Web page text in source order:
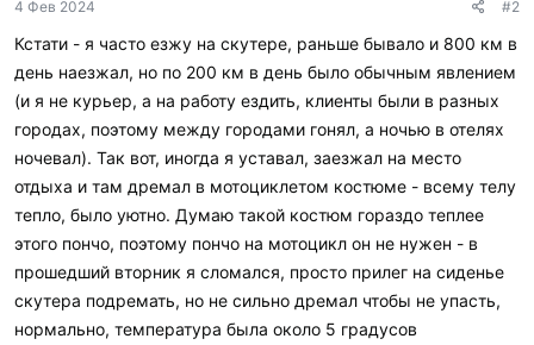
а
и
л
и
4 Фев 2024 #2
Кстати - я часто езжу на скутере, раньше бывало и 800 км в
день наезжал, но по 200 км в день было обычным явлением
(и я не курьер, а на работу ездить, клиенты были в разных
городах, поэтому между городами гонял, а ночью в отелях
ночевал). Так вот, иногда я уставал, заезжал на место
отдыха и там дремал в мотоциклетом костюме - всему телу
тепло, было уютно. Думаю такой костюм гораздо теплее
этого пончо, поэтому пончо на мотоцикл он не нужен - в
прошедший вторник я сломался, просто прилег на сиденье
скутера подремать, но не сильно дремал чтобы не упасть,
нормально, температура была около 5 градусов